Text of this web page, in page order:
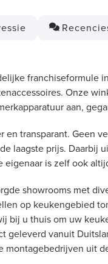
franchiseformule
Onze
aan,
en transparant. Geen
laagste prijs. Daarbij
eigenaar is zelf ook
showrooms met
op keukengebied
bij u thuis om uw
geleverd vanuit
montagebedrijven uit